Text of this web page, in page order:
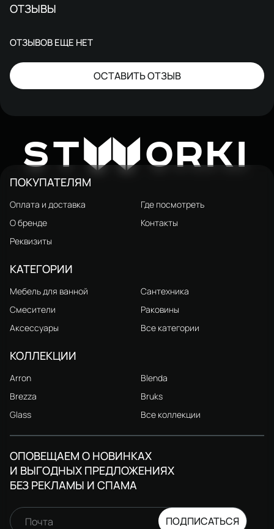
ОТЗЫВЫ
ОТЗЫВОВ ЕЩЕ НЕТ
ОСТАВИТЬ ОТЗЫВ
STW ORKI
ПОКУПАТЕЛЯМ
Оплата и доставка
Где посмотреть
О бренде
Контакты
Реквизиты
КАТЕГОРИИ
Мебель для ванной
Сантехника
Смесители
Раковины
Аксессуары
Все категории
КОЛЛЕКЦИИ
Arron
Blenda
Brezza
Bruks
Glass
Все коллекции
ОПОВЕЩАЕМ О НОВИНКАХ
И ВЫГОДНЫХ ПРЕДЛОЖЕНИЯХ
БЕЗ РЕКЛАМЫ И СПАМА
Почта ПОДПИСАТЬСЯ